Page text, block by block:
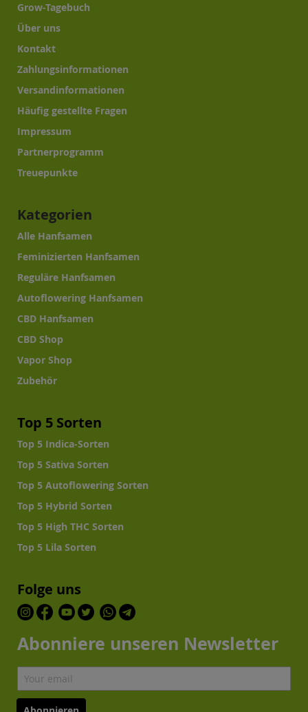
Grow-Tagebuch
Über uns
Kontakt
Zahlungsinformationen
Versandinformationen
Häufig gestellte Fragen
Impressum
Partnerprogramm
Treuepunkte
Kategorien
Alle Hanfsamen
Feminizierten Hanfsamen
Reguläre Hanfsamen
Autoflowering Hanfsamen
CBD Hanfsamen
CBD Shop
Vapor Shop
Zubehör
Top 5 Sorten
Top 5 Indica-Sorten
Top 5 Sativa Sorten
Top 5 Autoflowering Sorten
Top 5 Hybrid Sorten
Top 5 High THC Sorten
Top 5 Lila Sorten
Folge uns
Abonniere unseren Newsletter